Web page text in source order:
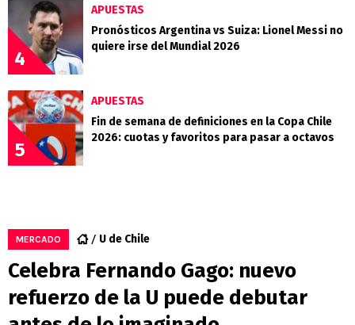
4
APUESTAS
Pronósticos Argentina vs Suiza: Lionel Messi no
quiere irse del Mundial 2026
5
APUESTAS
Fin de semana de definiciones en la Copa Chile
2026: cuotas y favoritos para pasar a octavos
MERCADO U de Chile
Celebra Fernando Gago: nuevo
refuerzo de la U puede debutar